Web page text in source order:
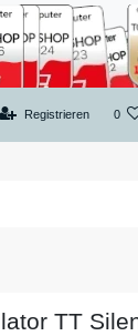
Registrieren 0
TT